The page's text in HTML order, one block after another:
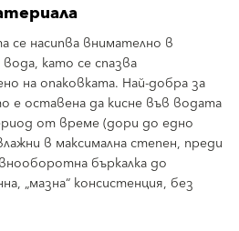
насипва внимателно в
като се спазва
на опаковката. Най-добра за
е оставена да кисне във водата
от време (дори до едно
в максимална степен, преди
бъркалка до
„мазна“ консистенция, без